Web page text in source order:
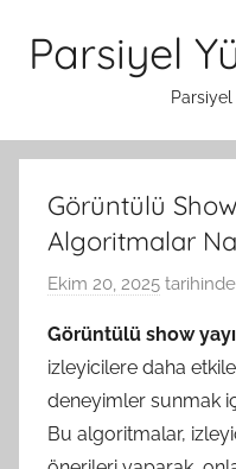
Parsiyel
Parsiyel
Görüntülü Show
Algoritmalar
Ekim 20, 2025
Görüntülü show
izleyicilere daha
deneyimler sunmak
Bu algoritmalar,